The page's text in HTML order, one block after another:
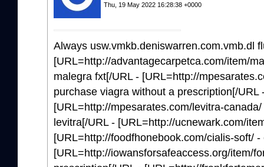
Thu, 19 May 2022 16:28:38 +0000
Always usw.vmkb.deniswarren.com.vmb.dl
[URL=http://advantagecarpetca.com/item/
malegra fxt[/URL - [URL=http://
purchase viagra without a prescription[/URL
[URL=http://mpesarates.com/levitra-
levitra[/URL - [URL=http://ucnewark.com/
[URL=http://foodfhonebook.com/cialis-soft/
[URL=http://iowansforsafeaccess.org/item/